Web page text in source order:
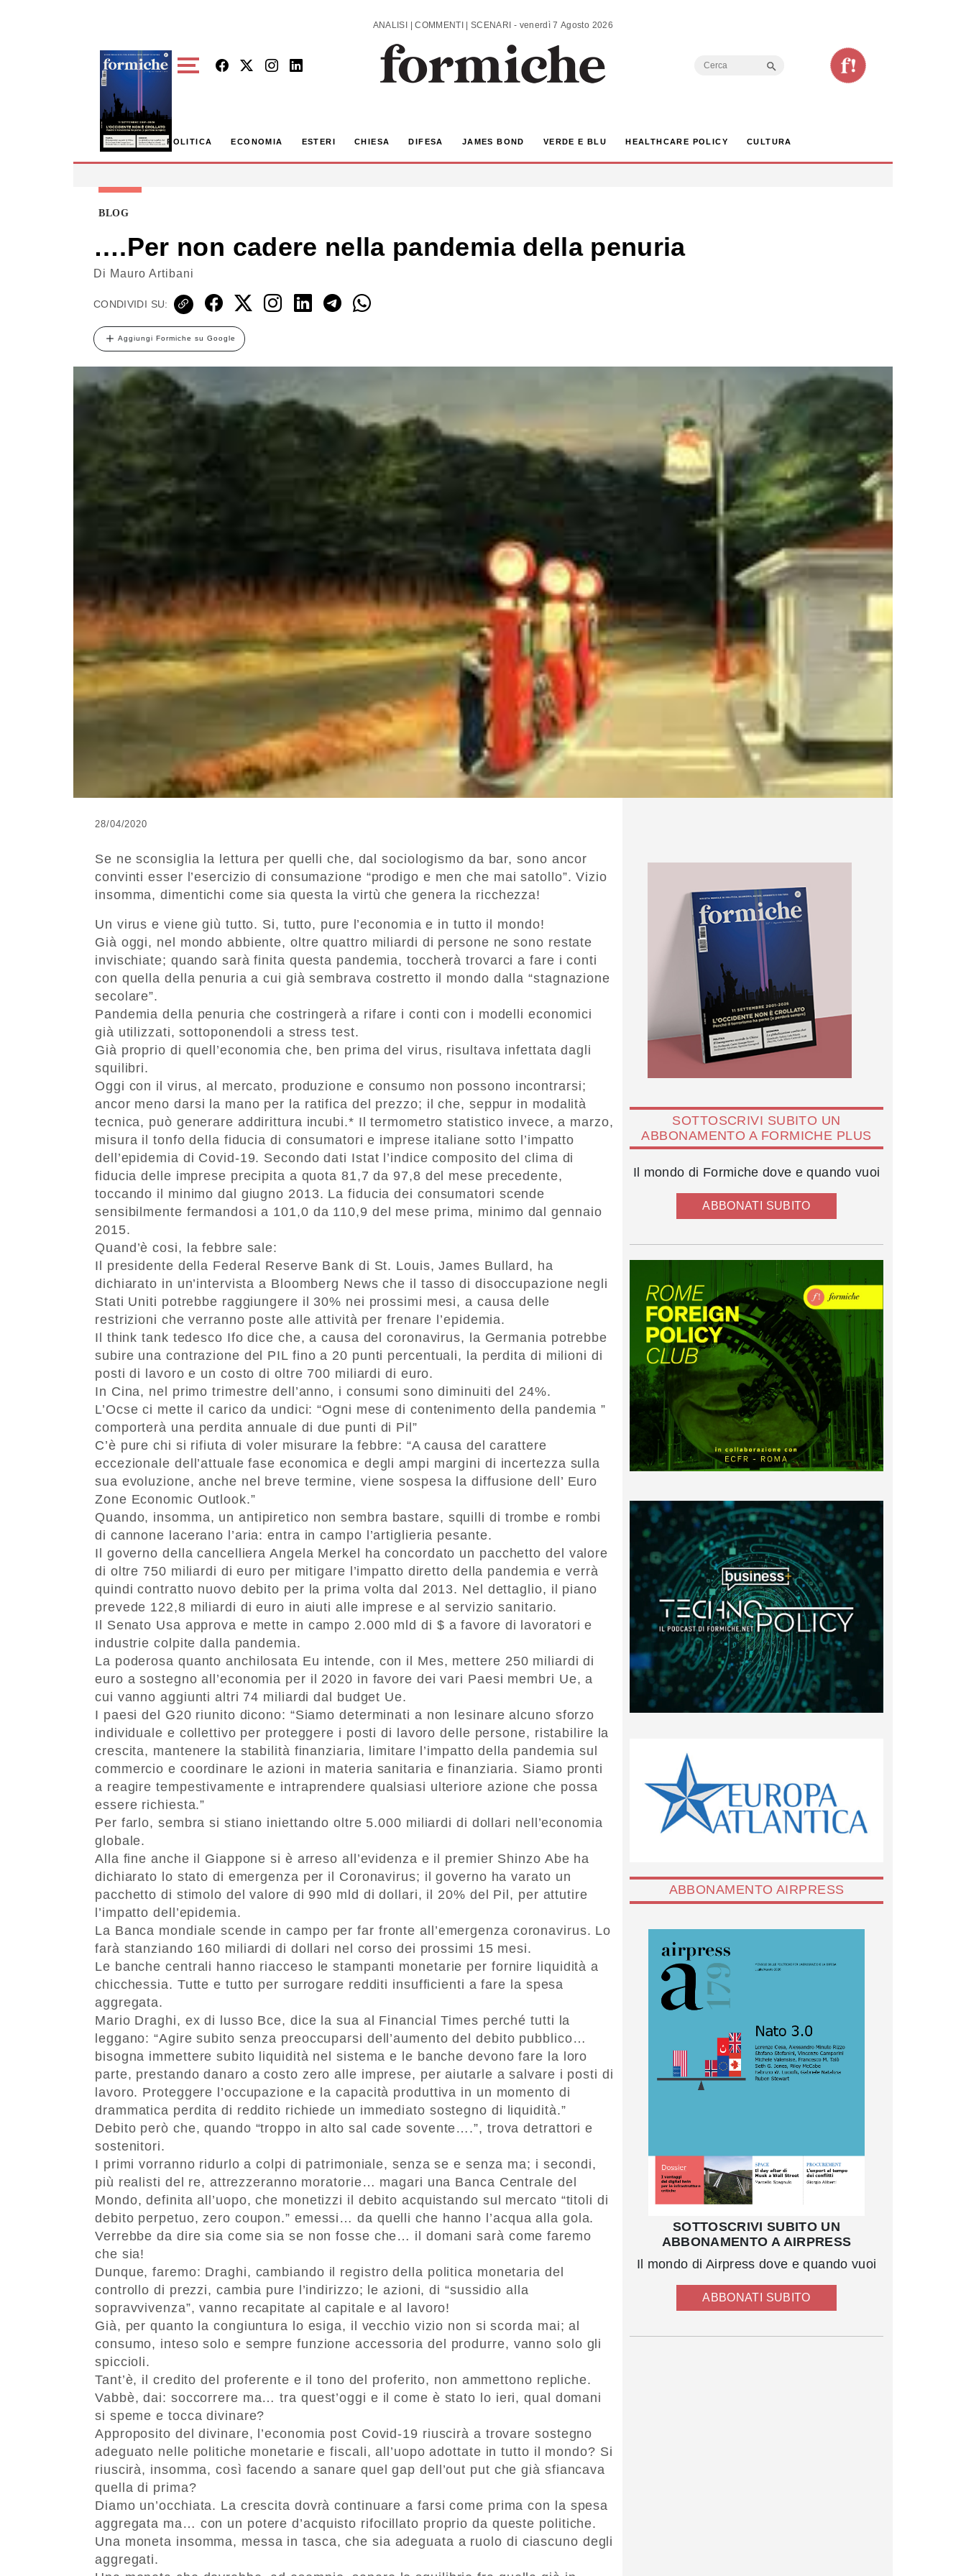
ANALISI | COMMENTI | SCENARI - venerdì 7 Agosto 2026
Search
POLITICA ECONOMIA ESTERI CHIESA DIFESA JAMES BOND VERDE E BLU HEALTHCARE POLICY CULTURA
BLOG
….Per non cadere nella pandemia della penuria
Di Mauro Artibani
CONDIVIDI SU:
Aggiungi Formiche su Google
28/04/2020
Se ne sconsiglia la lettura per quelli che, dal sociologismo da bar, sono ancor
convinti esser l’esercizio di consumazione “prodigo e men che mai satollo”. Vizio
insomma, dimentichi come sia questa la virtù che genera la ricchezza!
Un virus e viene giù tutto. Si, tutto, pure l’economia e in tutto il mondo!
Già oggi, nel mondo abbiente, oltre quattro miliardi di persone ne sono restate
invischiate; quando sarà finita questa pandemia, toccherà trovarci a fare i conti
con quella della penuria a cui già sembrava costretto il mondo dalla “stagnazione
secolare”.
Pandemia della penuria che costringerà a rifare i conti con i modelli economici
già utilizzati, sottoponendoli a stress test.
Già proprio di quell’economia che, ben prima del virus, risultava infettata dagli
squilibri.
Oggi con il virus, al mercato, produzione e consumo non possono incontrarsi;
ancor meno darsi la mano per la ratifica del prezzo; il che, seppur in modalità
tecnica, può generare addirittura incubi.* Il termometro statistico invece, a marzo,
misura il tonfo della fiducia di consumatori e imprese italiane sotto l’impatto
dell’epidemia di Covid-19. Secondo dati Istat l’indice composito del clima di
fiducia delle imprese precipita a quota 81,7 da 97,8 del mese precedente,
toccando il minimo dal giugno 2013. La fiducia dei consumatori scende
sensibilmente fermandosi a 101,0 da 110,9 del mese prima, minimo dal gennaio
2015.
Quand’è cosi, la febbre sale:
Il presidente della Federal Reserve Bank di St. Louis, James Bullard, ha
dichiarato in un’intervista a Bloomberg News che il tasso di disoccupazione negli
Stati Uniti potrebbe raggiungere il 30% nei prossimi mesi, a causa delle
restrizioni che verranno poste alle attività per frenare l’epidemia.
Il think tank tedesco Ifo dice che, a causa del coronavirus, la Germania potrebbe
subire una contrazione del PIL fino a 20 punti percentuali, la perdita di milioni di
posti di lavoro e un costo di oltre 700 miliardi di euro.
In Cina, nel primo trimestre dell’anno, i consumi sono diminuiti del 24%.
L’Ocse ci mette il carico da undici: “Ogni mese di contenimento della pandemia ”
comporterà una perdita annuale di due punti di Pil”
C’è pure chi si rifiuta di voler misurare la febbre: “A causa del carattere
eccezionale dell’attuale fase economica e degli ampi margini di incertezza sulla
sua evoluzione, anche nel breve termine, viene sospesa la diffusione dell’ Euro
Zone Economic Outlook.”
Quando, insomma, un antipiretico non sembra bastare, squilli di trombe e rombi
di cannone lacerano l’aria: entra in campo l’artiglieria pesante.
Il governo della cancelliera Angela Merkel ha concordato un pacchetto del valore
di oltre 750 miliardi di euro per mitigare l’impatto diretto della pandemia e verrà
quindi contratto nuovo debito per la prima volta dal 2013. Nel dettaglio, il piano
prevede 122,8 miliardi di euro in aiuti alle imprese e al servizio sanitario.
Il Senato Usa approva e mette in campo 2.000 mld di $ a favore di lavoratori e
industrie colpite dalla pandemia.
La poderosa quanto anchilosata Eu intende, con il Mes, mettere 250 miliardi di
euro a sostegno all’economia per il 2020 in favore dei vari Paesi membri Ue, a
cui vanno aggiunti altri 74 miliardi dal budget Ue.
I paesi del G20 riunito dicono: “Siamo determinati a non lesinare alcuno sforzo
individuale e collettivo per proteggere i posti di lavoro delle persone, ristabilire la
crescita, mantenere la stabilità finanziaria, limitare l’impatto della pandemia sul
commercio e coordinare le azioni in materia sanitaria e finanziaria. Siamo pronti
a reagire tempestivamente e intraprendere qualsiasi ulteriore azione che possa
essere richiesta.”
Per farlo, sembra si stiano iniettando oltre 5.000 miliardi di dollari nell’economia
globale.
Alla fine anche il Giappone si è arreso all’evidenza e il premier Shinzo Abe ha
dichiarato lo stato di emergenza per il Coronavirus; il governo ha varato un
pacchetto di stimolo del valore di 990 mld di dollari, il 20% del Pil, per attutire
l’impatto dell’epidemia.
La Banca mondiale scende in campo per far fronte all’emergenza coronavirus. Lo
farà stanziando 160 miliardi di dollari nel corso dei prossimi 15 mesi.
Le banche centrali hanno riacceso le stampanti monetarie per fornire liquidità a
chicchessia. Tutte e tutto per surrogare redditi insufficienti a fare la spesa
aggregata.
Mario Draghi, ex di lusso Bce, dice la sua al Financial Times perché tutti la
leggano: “Agire subito senza preoccuparsi dell’aumento del debito pubblico…
bisogna immettere subito liquidità nel sistema e le banche devono fare la loro
parte, prestando danaro a costo zero alle imprese, per aiutarle a salvare i posti di
lavoro. Proteggere l’occupazione e la capacità produttiva in un momento di
drammatica perdita di reddito richiede un immediato sostegno di liquidità.”
Debito però che, quando “troppo in alto sal cade sovente….”, trova detrattori e
sostenitori.
I primi vorranno ridurlo a colpi di patrimoniale, senza se e senza ma; i secondi,
più realisti del re, attrezzeranno moratorie… magari una Banca Centrale del
Mondo, definita all’uopo, che monetizzi il debito acquistando sul mercato “titoli di
debito perpetuo, zero coupon.” emessi… da quelli che hanno l’acqua alla gola.
Verrebbe da dire sia come sia se non fosse che… il domani sarà come faremo
che sia!
Dunque, faremo: Draghi, cambiando il registro della politica monetaria del
controllo di prezzi, cambia pure l’indirizzo; le azioni, di “sussidio alla
sopravvivenza”, vanno recapitate al capitale e al lavoro!
Già, per quanto la congiuntura lo esiga, il vecchio vizio non si scorda mai; al
consumo, inteso solo e sempre funzione accessoria del produrre, vanno solo gli
spiccioli.
Tant’è, il credito del proferente e il tono del proferito, non ammettono repliche.
Vabbè, dai: soccorrere ma… tra quest’oggi e il come è stato lo ieri, qual domani
si speme e tocca divinare?
Approposito del divinare, l’economia post Covid-19 riuscirà a trovare sostegno
adeguato nelle politiche monetarie e fiscali, all’uopo adottate in tutto il mondo? Si
riuscirà, insomma, così facendo a sanare quel gap dell’out put che già sfiancava
quella di prima?
Diamo un’occhiata. La crescita dovrà continuare a farsi come prima con la spesa
aggregata ma… con un potere d’acquisto rifocillato proprio da queste politiche.
Una moneta insomma, messa in tasca, che sia adeguata a ruolo di ciascuno degli
aggregati.
SOTTOSCRIVI SUBITO UN
ABBONAMENTO A FORMICHE PLUS
Il mondo di Formiche dove e quando vuoi
ABBONATI SUBITO
ABBONAMENTO AIRPRESS
SOTTOSCRIVI SUBITO UN
ABBONAMENTO A AIRPRESS
Il mondo di Airpress dove e quando vuoi
ABBONATI SUBITO